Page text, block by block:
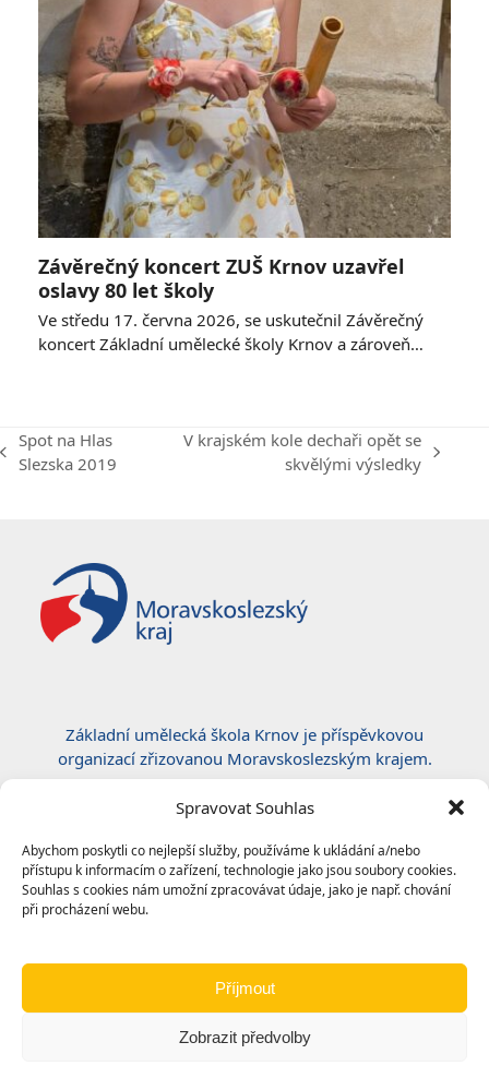
Spravovat Souhlas
Abychom poskytli co nejlepší služby, používáme k ukládání a/nebo
přístupu k informacím o zařízení, technologie jako jsou soubory cookies.
Souhlas s cookies nám umožní zpracovávat údaje, jako je např. chování
při procházení webu.
Příjmout
Zobrazit předvolby
Závěrečný koncert ZUŠ Krnov uzavřel
oslavy 80 let školy
Ve středu 17. června 2026, se uskutečnil Závěrečný
koncert Základní umělecké školy Krnov a zároveň…
previous
Spot na Hlas
Slezska 2019
V krajském kole dechaři opět se
skvělými výsledky
Základní umělecká škola Krnov je příspěvkovou
organizací zřizovanou Moravskoslezským krajem.
Certifikace ČSN EN ISO 50001:2019